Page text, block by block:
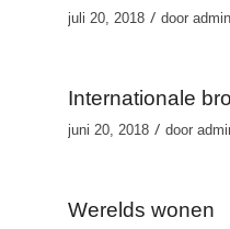
juli 20, 2018 / dooradmin
Internationale
juni 20, 2018 / door
Werelds wonen